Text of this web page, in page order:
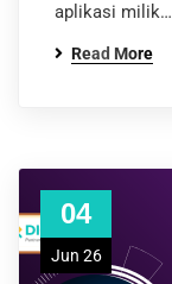
aplikasi milik…
Read More
04
Jun 26